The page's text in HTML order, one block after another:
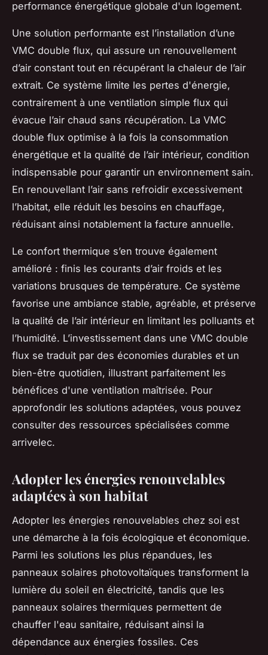
performance énergétique globale d'un logement.
Une solution performante est l’installation d’une
VMC double flux, qui assure un renouvellement
d’air constant tout en récupérant la chaleur de l’air
extrait. Ce système limite les pertes d'énergie,
contrairement à une ventilation simple flux qui
évacue l’air chaud sans récupération. La VMC
double flux optimise à la fois la consommation
énergétique et la qualité de l’air intérieur, condition
indispensable pour garantir un environnement sain.
En renouvellant l’air sans refroidir excessivement
l’habitat, elle réduit les besoins en chauffage,
réduisant ainsi notablement la facture annuelle.
Le confort thermique s’en trouve également
amélioré : finis les courants d’air froids et les
variations brusques de température. Ce système
favorise une ambiance stable, agréable, et préserve
la qualité de l’air intérieur en limitant les polluants et
l’humidité. L’investissement dans une VMC double
flux se traduit par des économies durables et un
bien-être quotidien, illustrant parfaitement les
bénéfices d'une ventilation maîtrisée. Pour
approfondir les solutions adaptées, vous pouvez
consulter des ressources spécialisées comme
arrivelec.
Adopter les énergies renouvelables
adaptées à son habitat
Adopter les énergies renouvelables chez soi est
une démarche à la fois écologique et économique.
Parmi les solutions les plus répandues, les
panneaux solaires photovoltaïques transforment la
lumière du soleil en électricité, tandis que les
panneaux solaires thermiques permettent de
chauffer l'eau sanitaire, réduisant ainsi la
dépendance aux énergies fossiles. Ces